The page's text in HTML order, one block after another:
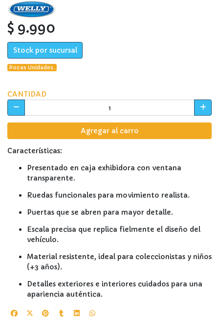
$ 9.990
Stock por sucursal
Pocas Unidades.
CANTIDAD
Agregar al carro
Características:
Presentado en caja exhibidora con ventana
transparente.
Ruedas funcionales para movimiento realista.
Puertas que se abren para mayor detalle.
Escala precisa que replica fielmente el diseño del
vehículo.
Material resistente, ideal para coleccionistas y niños
(+3 años).
Detalles exteriores e interiores cuidados para una
apariencia auténtica.